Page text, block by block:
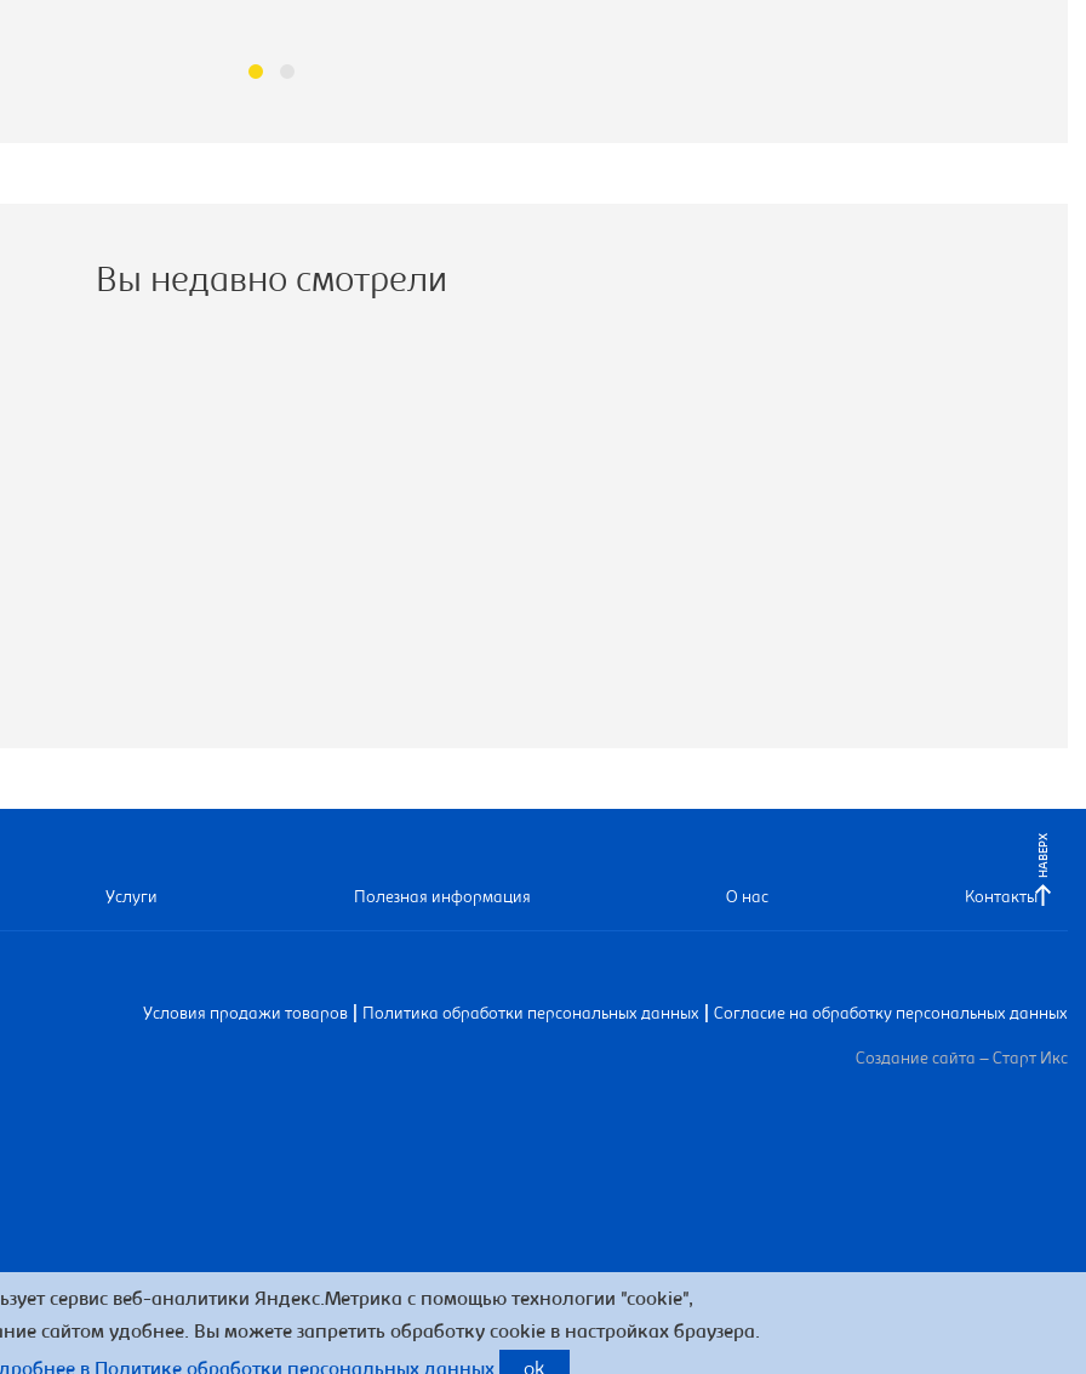
Вы недавно смотрели
НАВЕРХ
Услуги Полезная информация О нас Контакты
Условия продажи товаров Политика обработки персональных данных Согласие на обработку персональных данных
Создание сайта – Старт Икс
сервис веб-аналитики Яндекс.Метрика с помощью технологии "cookie",
сайтом удобнее. Вы можете запретить обработку cookie в настройках браузера.